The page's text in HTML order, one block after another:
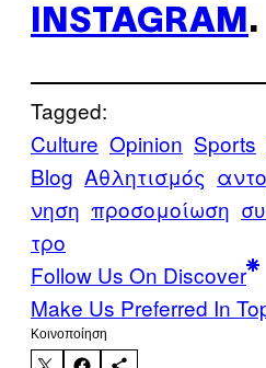
INSTAGRAM .
Tagged:
Culture Opinion Sports
Blog Αθλητισμός
νηση προσομοίωση
τρο
Follow Us On Discover
Make Us Preferred In
Kοινοποίηση